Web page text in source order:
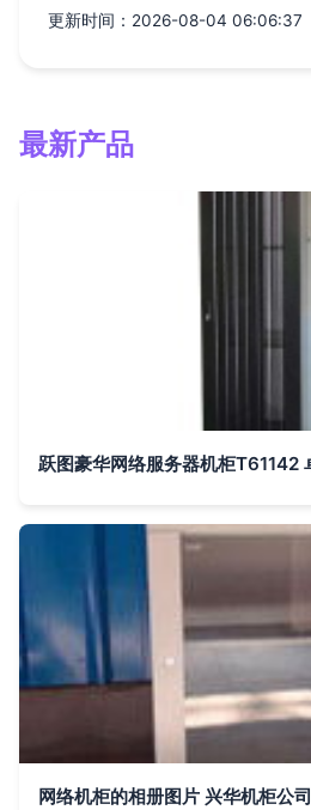
更新时间：2026-08-04 06:06:37
最新产品
网络机柜的相册图片 兴华机柜公司